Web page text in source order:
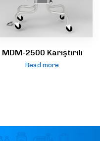
MDM-2500 Karıştırılı
Read more